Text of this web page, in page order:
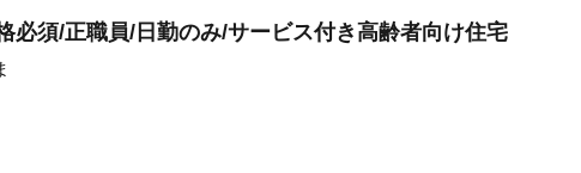
必須/正職員/日勤のみ/サービス付き高齢者向け住宅